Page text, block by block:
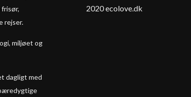
rejser.
miljøet og
dagligt med
2020 ecolove.dk